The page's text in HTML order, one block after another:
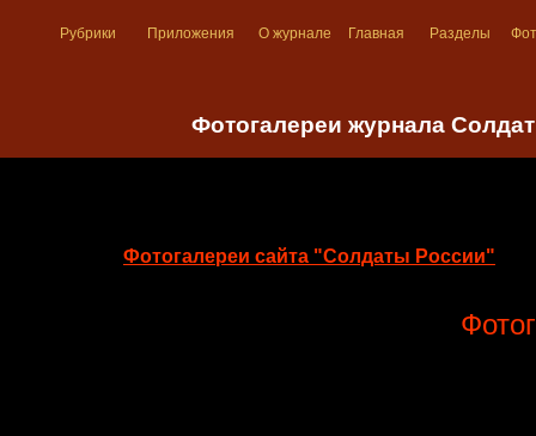
Рубрики Приложения О журнале Главная Разделы
Фотогалереи журнала
Фотогалереи сайта "Солдаты России"